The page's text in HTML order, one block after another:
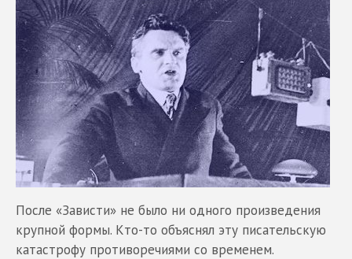
После «Зависти» не было ни одного произведения
крупной формы. Кто-то объяснял эту писательскую
катастрофу противоречиями со временем.